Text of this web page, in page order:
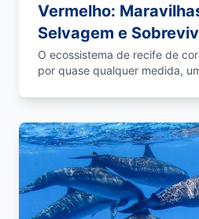
Vermelho:
Selvagem e
O ecossistema de recife de
por quase qualquer medida,